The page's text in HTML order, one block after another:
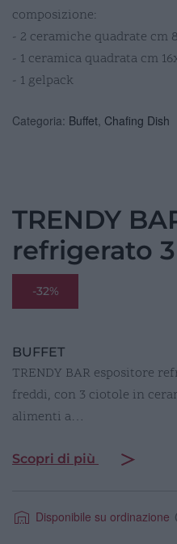
composizione:
- 2 ceramiche quadrate cm
- 1 ceramica quadrata cm
- 1 gelpack
Categoria: Buffet Chafing Dish
TRENDY
refrigerato
-32%
BUFFET
TRENDY BAR espositore
freddi, con 3 ciotole in
alimenti a…
Scopri di più
Disponibile su ordinazione